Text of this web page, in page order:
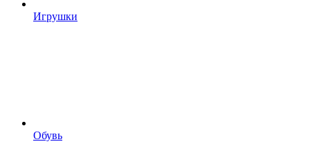
Игрушки
Обувь